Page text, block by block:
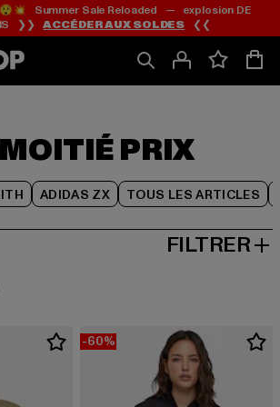
Passer
au
Passer
au
de
Summer Sale Reloaded — explosion DE
❯❯ACCÉDER AUX SOLDES ❮❮
PRIX
ADIDAS ZX TOUS LES ARTICLES
Passer
au
de
ÉLEVÉE FILTRER
-60%